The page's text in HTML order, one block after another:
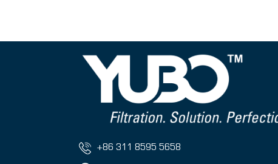
+86 311 8595 5658